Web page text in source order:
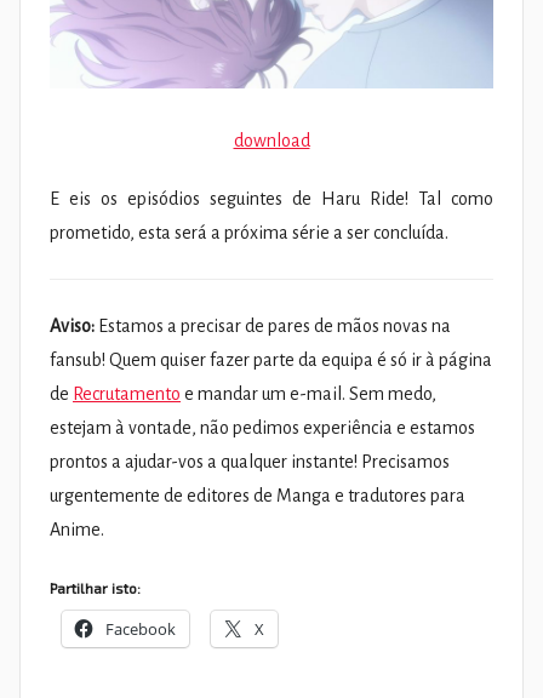
download
E eis os episódios seguintes de Haru Ride! Tal como
prometido, esta será a próxima série a ser concluída.
Aviso: Estamos a precisar de pares de mãos novas na
fansub! Quem quiser fazer parte da equipa é só ir à página
de Recrutamento e mandar um e-mail. Sem medo,
estejam à vontade, não pedimos experiência e estamos
prontos a ajudar-vos a qualquer instante! Precisamos
urgentemente de editores de Manga e tradutores para
Anime.
Partilhar isto:
Facebook X